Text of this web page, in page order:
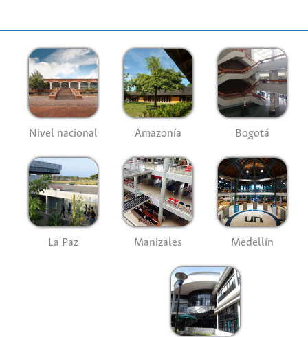
Nivel nacional Amazonía Bogotá
La Paz Manizales Medellín